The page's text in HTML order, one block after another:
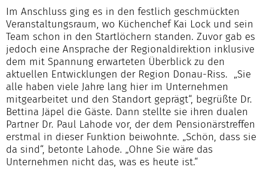
Im Anschluss ging es in den festlich geschmückten
Veranstaltungsraum, wo Küchenchef Kai Lock und sein
Team schon in den Startlöchern standen. Zuvor gab es
jedoch eine Ansprache der Regionaldirektion inklusive
dem mit Spannung erwarteten Überblick zu den
aktuellen Entwicklungen der Region Donau-Riss. „Sie
alle haben viele Jahre lang hier im Unternehmen
mitgearbeitet und den Standort geprägt“, begrüßte Dr.
Bettina Jäpel die Gäste. Dann stellte sie ihren dualen
Partner Dr. Paul Lahode vor, der dem Pensionärstreffen
erstmal in dieser Funktion beiwohnte. „Schön, dass sie
da sind“, betonte Lahode. „Ohne Sie wäre das
Unternehmen nicht das, was es heute ist.“